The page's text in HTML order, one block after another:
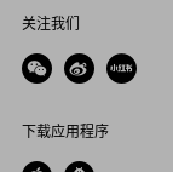
关注我们
下载应用程序